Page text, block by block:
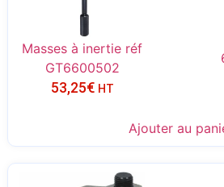
Masses à inertie réf
GT6600502
53,25€ HT
Ajouter au